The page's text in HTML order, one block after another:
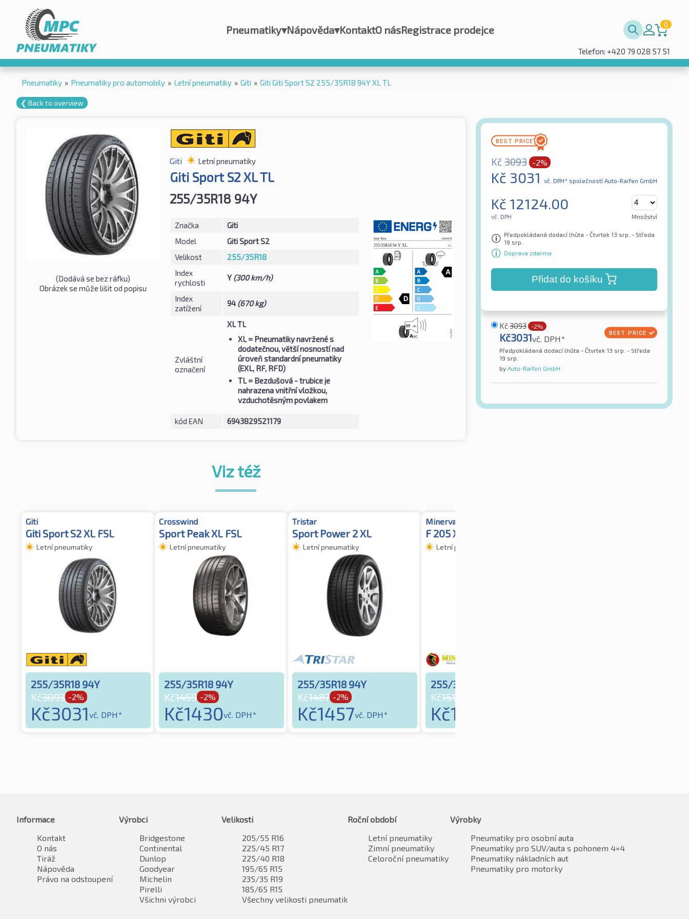
Pneumatiky▾Nápověda▾KontaktO násRegistrace prodejce 0
Telefon: +420 79 028 57 51
Pneumatiky » Pneumatiky pro automobily » Letní pneumatiky » Giti » Giti Giti Sport S2 255/35R18 94Y XL TL
❮ Back to overview
(Dodává se bez ráfku)
Obrázek se může lišit od popisu
Giti Letní pneumatiky
Giti Sport S2 XL TL
255/35R18 94Y
Značka
Giti
Model
Giti Sport S2
Velikost
255/35R18
Index
rychlosti
Y (300 km/h)
Index
zatížení
94 (670 kg)
Zvláštní
označení
XL TL
XL= Pneumatiky navržené s
dodatečnou, větší nosností nad
úroveň standardní pneumatiky
(EXL, RF, RFD)
TL= Bezdušová - trubice je
nahrazena vnitřní vložkou,
vzduchotěsným povlakem
kód EAN 6943829521179
Kč 3093 -2%
Kč 3031 vč. DPH* společností Auto-Raifen GmbH
Kč 12124.00
vč. DPH Množství
Předpokládaná dodací lhůta - Čtvrtek 13 srp. - Středa
19 srp.
Doprava zdarma
Přidat do košíku
Kč3093 -2%
Kč3031vč. DPH*
Předpokládaná dodací lhůta - Čtvrtek 13 srp. - Středa
19 srp.
by Auto-Raifen GmbH
Viz též
Giti
Giti Sport S2 XL FSL
Letní pneumatiky
255/35R18 94Y
Kč3093 -2%
Kč3031vč. DPH*
Crosswind
Sport Peak XL FSL
Letní pneumatiky
255/35R18 94Y
Kč1459 -2%
Kč1430vč. DPH*
Tristar
Sport Power 2 XL
Letní pneumatiky
255/35R18 94Y
Kč1487 -2%
Kč1457vč. DPH*
Minerva
F 205 XL
Letní pneumatiky
255/35R18 94Y
Kč1517
Kč1487
Informace
Kontakt
O nás
Tiráž
Nápověda
Právo na odstoupení
Výrobci
Bridgestone
Continental
Dunlop
Goodyear
Michelin
Pirelli
Všichni výrobci
Velikosti
205/55 R16
225/45 R17
225/40 R18
195/65 R15
235/35 R19
185/65 R15
Všechny velikosti pneumatik
Roční období
Letní pneumatiky
Zimní pneumatiky
Celoroční pneumatiky
Výrobky
Pneumatiky pro osobní auta
Pneumatiky pro SUV/auta s pohonem 4×4
Pneumatiky nákladních aut
Pneumatiky pro motorky